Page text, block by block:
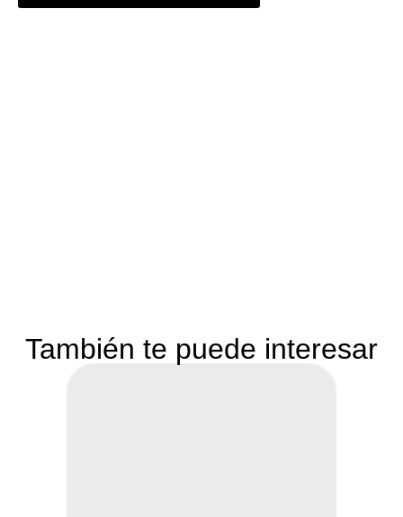
También te puede interesar